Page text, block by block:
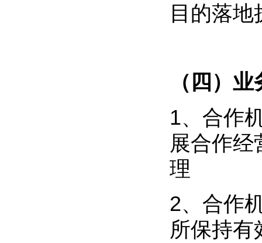
目的落地
（四）
1、合作
展合作
理
2、合作
所保持有